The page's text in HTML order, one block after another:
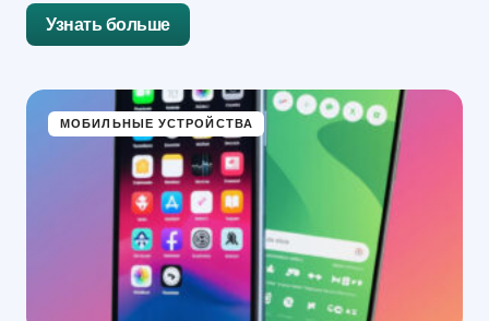
Узнать больше
МОБИЛЬНЫЕ УСТРОЙСТВА